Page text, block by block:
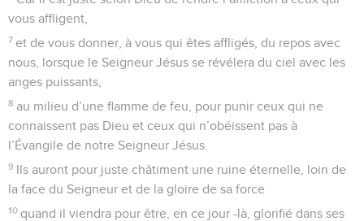
vous affligent,
7 et de vous donner, à vous qui êtes affligés, du repos avec
nous, lorsque le Seigneur Jésus se révélera du ciel avec les
anges puissants,
8 au milieu d’une flamme de feu, pour punir ceux qui ne
connaissent pas Dieu et ceux qui n’obéissent pas à
l’Évangile de notre Seigneur Jésus.
9 Ils auront pour juste châtiment une ruine éternelle, loin de
la face du Seigneur et de la gloire de sa force
10 quand il viendra pour être, en ce jour -là, glorifié dans ses